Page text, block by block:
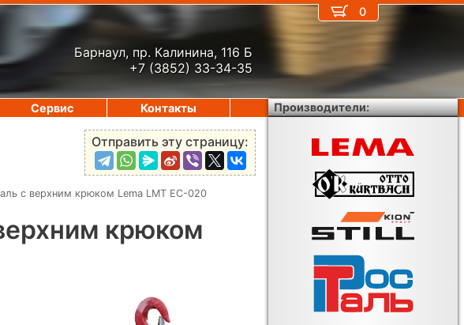
Барнаул, пр. Калинина, 116 Б
+7 (3852) 33-34-35
Отправить эту страницу:
с верхним крюком Lema LMT EC-020
крюком
0
Сервис Контакты Производители: